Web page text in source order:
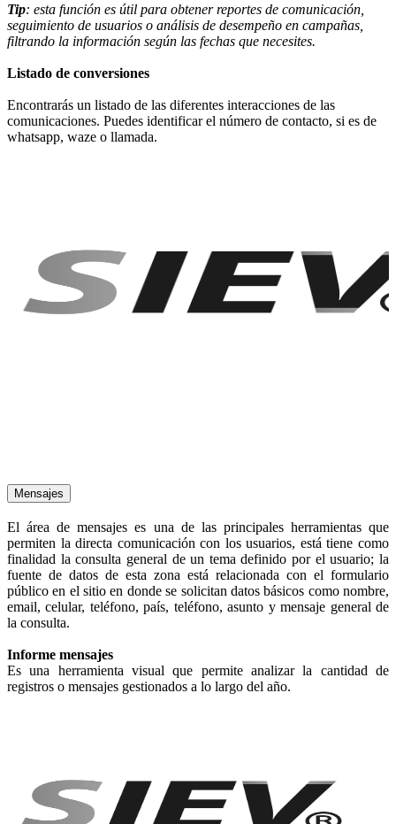
Tip: esta función es útil para obtener reportes de comunicación,
seguimiento de usuarios o análisis de desempeño en campañas,
filtrando la información según las fechas que necesites.
Listado de conversiones
Encontrarás un listado de las diferentes interacciones de las
comunicaciones. Puedes identificar el número de contacto, si es de
whatsapp, waze o llamada.
Mensajes
El área de mensajes es una de las principales herramientas que
permiten la directa comunicación con los usuarios, está tiene como
finalidad la consulta general de un tema definido por el usuario; la
fuente de datos de esta zona está relacionada con el formulario
público en el sitio en donde se solicitan datos básicos como nombre,
email, celular, teléfono, país, teléfono, asunto y mensaje general de
la consulta.
Informe mensajes
Es una herramienta visual que permite analizar la cantidad de
registros o mensajes gestionados a lo largo del año.